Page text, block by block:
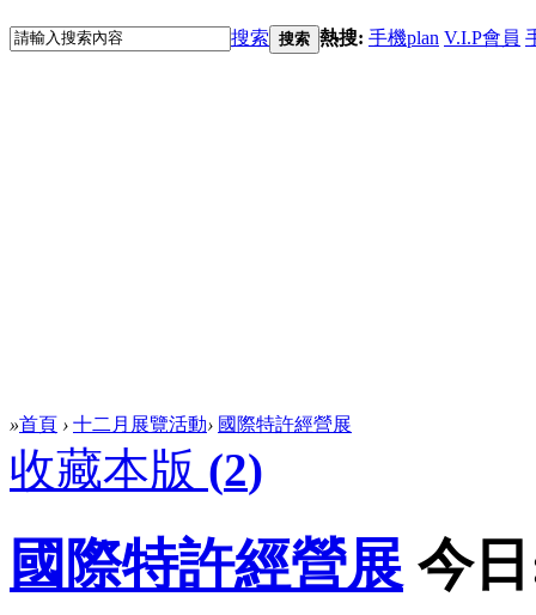
搜索 搜索 熱搜: 手機plan V.I.P會員
»首頁 › 十二月展覽活動› 國際特許經營展
收藏本版 (2)
國際特許經營展 今